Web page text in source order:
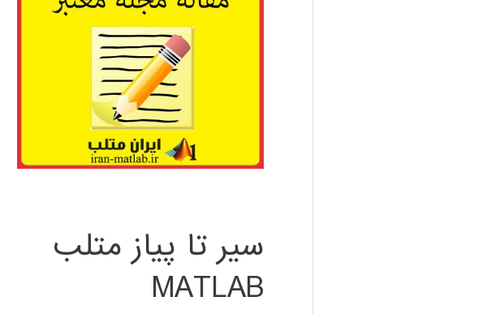
سیر تا پیاز متلب
MATLAB